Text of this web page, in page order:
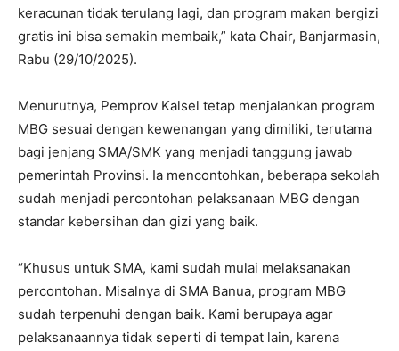
keracunan tidak terulang lagi, dan program makan bergizi
gratis ini bisa semakin membaik,” kata Chair, Banjarmasin,
Rabu (29/10/2025).
Menurutnya, Pemprov Kalsel tetap menjalankan program
MBG sesuai dengan kewenangan yang dimiliki, terutama
bagi jenjang SMA/SMK yang menjadi tanggung jawab
pemerintah Provinsi. Ia mencontohkan, beberapa sekolah
sudah menjadi percontohan pelaksanaan MBG dengan
standar kebersihan dan gizi yang baik.
“Khusus untuk SMA, kami sudah mulai melaksanakan
percontohan. Misalnya di SMA Banua, program MBG
sudah terpenuhi dengan baik. Kami berupaya agar
pelaksanaannya tidak seperti di tempat lain, karena